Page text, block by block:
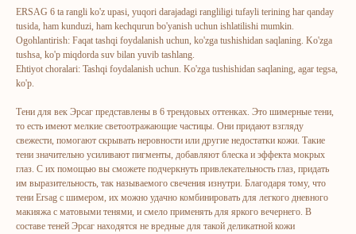
ERSAG 6 ta rangli ko'z upasi, yuqori darajadagi rangliligi tufayli terining har qanday
tusida, ham kunduzi, ham kechqurun bo'yanish uchun ishlatilishi mumkin.
Ogohlantirish: Faqat tashqi foydalanish uchun, ko'zga tushishidan saqlaning. Ko'zga
tushsa, ko'p miqdorda suv bilan yuvib tashlang.
Ehtiyot choralari: Tashqi foydalanish uchun. Ko'zga tushishidan saqlaning, agar tegsa,
ko'p.
Тени для век Эрсаг представлены в 6 трендовых оттенках. Это шимерные тени,
то есть имеют мелкие светоотражающие частицы. Они придают взгляду
свежести, помогают скрывать неровности или другие недостатки кожи. Такие
тени значительно усиливают пигменты, добавляют блеска и эффекта мокрых
глаз. С их помощью вы сможете подчеркнуть привлекательность глаз, придать
им выразительность, так называемого свечения изнутри. Благодаря тому, что
тени Ersag с шимером, их можно удачно комбинировать для легкого дневного
макияжа с матовыми тенями, и смело применять для яркого вечернего. В
составе теней Эрсаг находятся не вредные для такой деликатной кожи
ERSAG
Kompaniya haqida
Marketing
hamkorsayti
Katalog
Badlar va vitaminlar
Yuz va tana uchun